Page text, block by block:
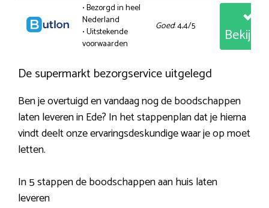
• Bezorgd in heel
Nederland
• Uitstekende
voorwaarden
Goed: 4,4/5
De supermarkt bezorgservice uitgelegd
Ben je overtuigd en vandaag nog de boodschappen
laten leveren in Ede? In het stappenplan dat je hierna
vindt deelt onze ervaringsdeskundige waar je op moet
letten.
In 5 stappen de boodschappen aan huis laten
leveren